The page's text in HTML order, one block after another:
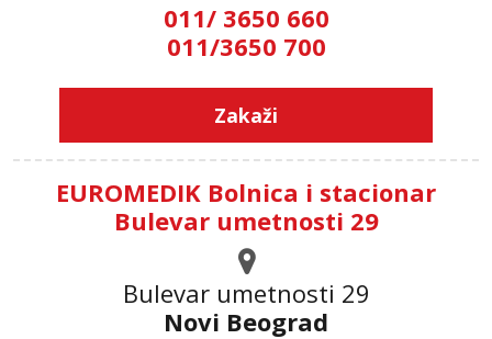
011/ 3650 660
011/3650 700
Zakaži
EUROMEDIK Bolnica i stacionar
Bulevar umetnosti 29
Bulevar umetnosti 29
Novi Beograd